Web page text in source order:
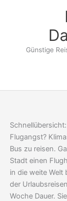
Günstige
Flugangst?
Bus zu reisen.
Stadt einen
in die weite Welt
der
Woche Dauer.